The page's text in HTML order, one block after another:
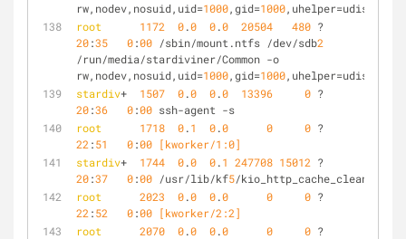
rw,nodev,nosuid,uid=1000,gid=1000,uhelper=udisks
root
1172 0.0 0.0 20504 480
20:35 0:00 /sbin/mount.ntfs /dev/sdb2
/run/media/stardiviner/Common -o
rw,nodev,nosuid,uid=1000,gid=1000,uhelper=udisks
stardiv+ 1507 0.0 0.0 13396 0
20:36 0:00 ssh-agent -s
root
1718 0.1 0.0 0 0
22 :51 0:00 [kworker/1:0]
stardiv+ 1744 0.0 0.1 247708 15012
20:37 0:00 /usr/lib/kf5/kio_http_cache_cleaner
root
2023 0.0 0.0 0 0
22 :52 0:00 [kworker/2:2]
root
2070 0.0 0.0 0 0